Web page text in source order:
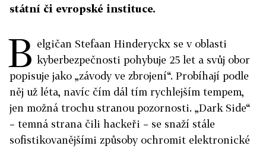
státní či evropské instituce.
B elgičan Stefaan Hinderyckx se v oblasti
kyberbezpečnosti pohybuje 25 let a svůj obor
popisuje jako „závody ve zbrojení“. Probíhají podle
něj už léta, navíc čím dál tím rychlejším tempem,
jen možná trochu stranou pozornosti. „Dark Side“
– temná strana čili hackeři – se snaží stále
sofistikovanějšími způsoby ochromit elektronické